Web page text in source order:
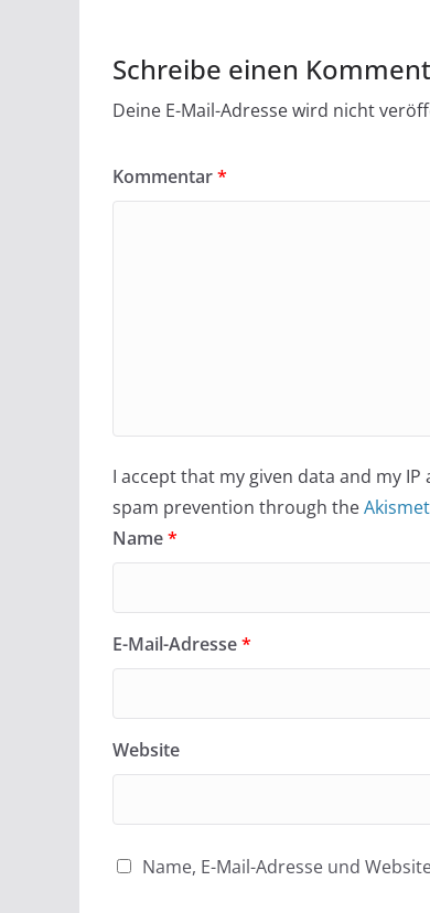
Schreibe einen
Deine E-Mail-Adresse wird nicht
Kommentar*
I accept that my given data and my
spam prevention through theAkismet
Name*
E-Mail-Adresse*
Website
Name, E-Mail-Adresse und